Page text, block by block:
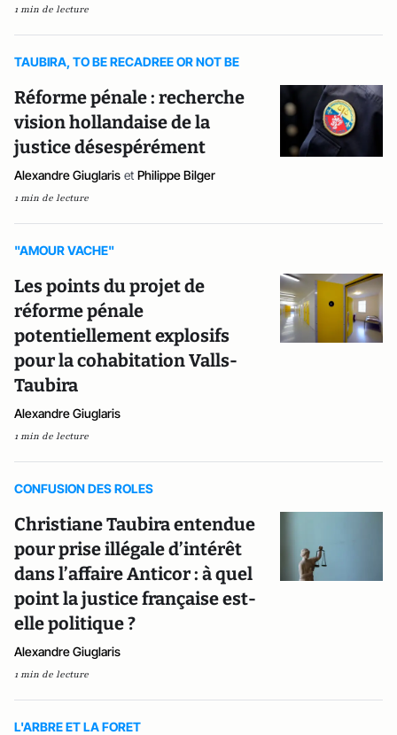
1 min de lecture
TAUBIRA, TO BE RECADREE OR NOT BE
Réforme pénale : recherche
vision hollandaise de la
justice désespérément
Alexandre Giuglaris et Philippe Bilger
1 min de lecture
"AMOUR VACHE"
Les points du projet de
réforme pénale
potentiellement explosifs
pour la cohabitation Valls-
Taubira
Alexandre Giuglaris
1 min de lecture
CONFUSION DES ROLES
Christiane Taubira entendue
pour prise illégale d’intérêt
dans l’affaire Anticor : à quel
point la justice française est-
elle politique ?
Alexandre Giuglaris
1 min de lecture
L'ARBRE ET LA FORET